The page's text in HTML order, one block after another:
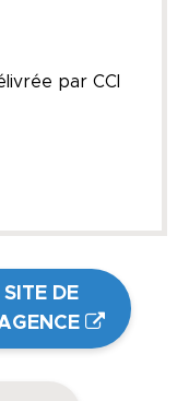
par CCI
SITE DE